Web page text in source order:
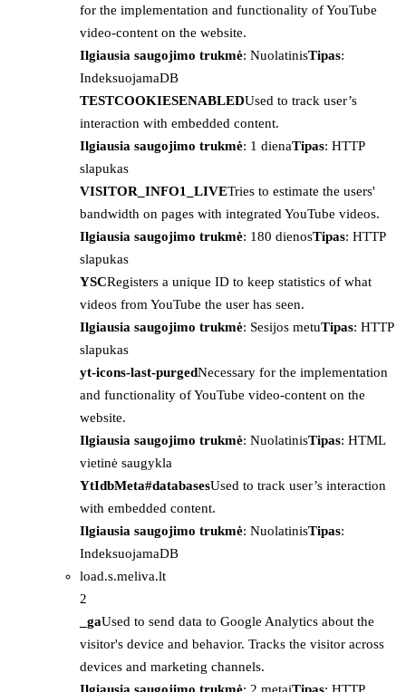
for the implementation and functionality of YouTube
video-content on the website.
Ilgiausia saugojimo trukmė: NuolatinisTipas:
IndeksuojamaDB
TESTCOOKIESENABLEDUsed to track user’s
interaction with embedded content.
Ilgiausia saugojimo trukmė: 1 dienaTipas: HTTP
slapukas
VISITOR_INFO1_LIVETries to estimate the users'
bandwidth on pages with integrated YouTube videos.
Ilgiausia saugojimo trukmė: 180 dienosTipas: HTTP
slapukas
YSCRegisters a unique ID to keep statistics of what
videos from YouTube the user has seen.
Ilgiausia saugojimo trukmė: Sesijos metuTipas: HTTP
slapukas
yt-icons-last-purgedNecessary for the implementation
and functionality of YouTube video-content on the
website.
Ilgiausia saugojimo trukmė: NuolatinisTipas: HTML
vietinė saugykla
YtIdbMeta#databasesUsed to track user’s interaction
with embedded content.
Ilgiausia saugojimo trukmė: NuolatinisTipas:
IndeksuojamaDB
load.s.meliva.lt
2
_gaUsed to send data to Google Analytics about the
visitor's device and behavior. Tracks the visitor across
devices and marketing channels.
Ilgiausia saugojimo trukmė: 2 metaiTipas: HTTP